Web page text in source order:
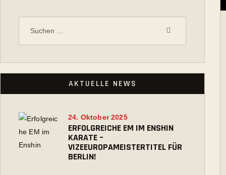
AKTUELLE NEWS
ERFOLGREICHE EM IM ENSHIN
KARATE –
VIZEEUROPAMEISTERTITEL FÜR
BERLIN!
24. Oktober 2025